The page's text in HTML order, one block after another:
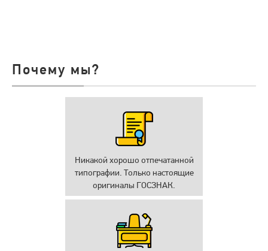
Почему мы?
Никакой хорошо отпечатанной
типографии. Только настоящие
оригиналы ГОСЗНАК.